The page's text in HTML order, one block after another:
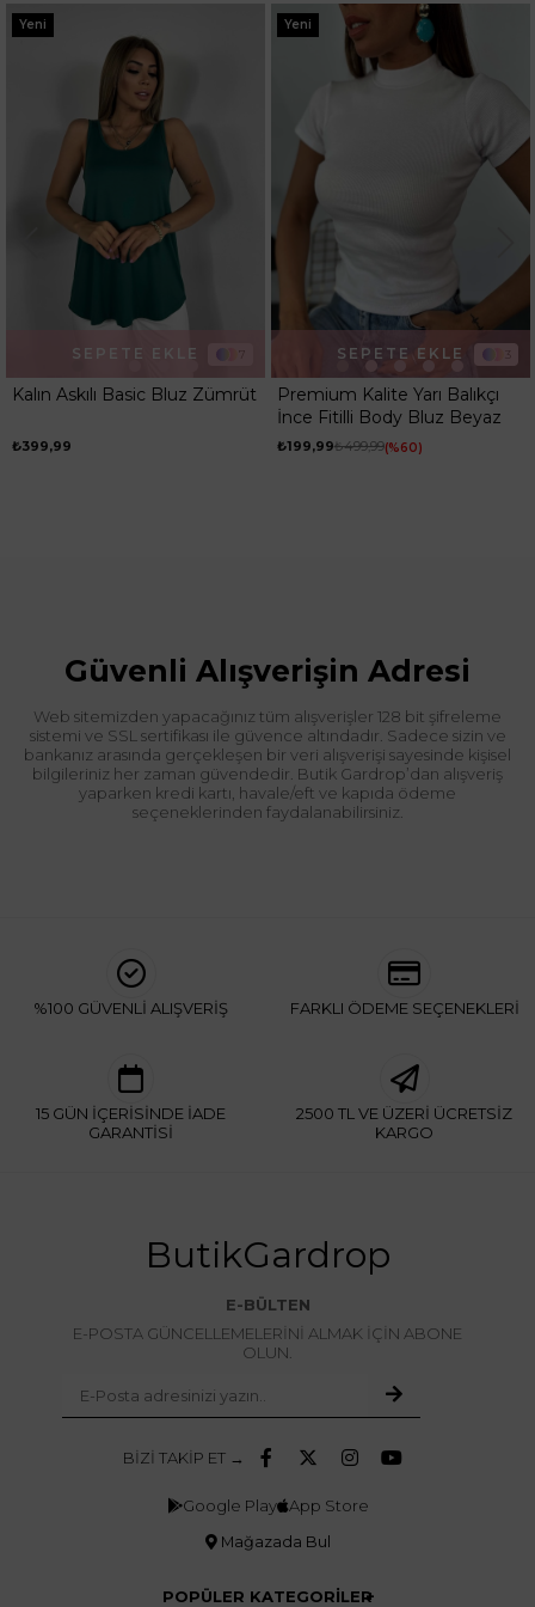
7
Kalın Askılı Basic Bluz Zümrüt
₺399,99
SEPETE EKLE
Yeni
Premium Kalite Yarı Balıkçı
İnce Fitilli Body Bluz Beyaz
₺199,99₺499,99 %60
SEPETE EKLE
Yeni
Güvenli Alışverişin Adresi
Web sitemizden yapacağınız tüm alışverişler 128 bit şifreleme
sistemi ve SSL sertifikası ile güvence altındadır. Sadece sizin ve
bankanız arasında gerçekleşen bir veri alışverişi sayesinde kişisel
bilgileriniz her zaman güvendedir. Butik Gardrop’dan alışveriş
yaparken kredi kartı, havale/eft ve kapıda ödeme
seçeneklerinden faydalanabilirsiniz.
%100 GÜVENLİ ALIŞVERİŞ FARKLI ÖDEME SEÇENEKLERİ
15 GÜN İÇERİSİNDE İADE
GARANTİSİ
2500 TL VE ÜZERİ ÜCRETSİZ
KARGO
ButikGardrop
E-BÜLTEN
E-POSTA GÜNCELLEMELERİNİ ALMAK İÇİN ABONE
OLUN.
BİZİ TAKİP ET →
Google Play App Store
Mağazada Bul
POPÜLER KATEGORİLER